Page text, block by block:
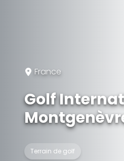
France
Golf
Terrain de golf